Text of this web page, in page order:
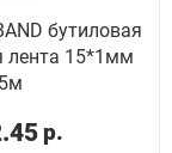
бутиловая
лента 15*1мм
р.